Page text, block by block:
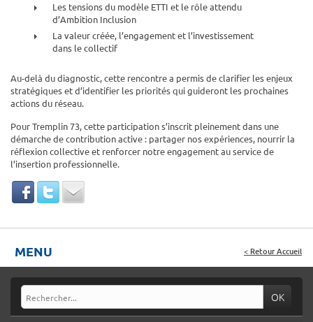
Les tensions du modèle ETTI et le rôle attendu
d’Ambition Inclusion
La valeur créée, l’engagement et l’investissement
dans le collectif
Au-delà du diagnostic, cette rencontre a permis de clarifier les enjeux
stratégiques et d’identifier les priorités qui guideront les prochaines
actions du réseau.
Pour Tremplin 73, cette participation s’inscrit pleinement dans une
démarche de contribution active : partager nos expériences, nourrir la
réflexion collective et renforcer notre engagement au service de
l’insertion professionnelle.
MENU < Retour Accueil
OK